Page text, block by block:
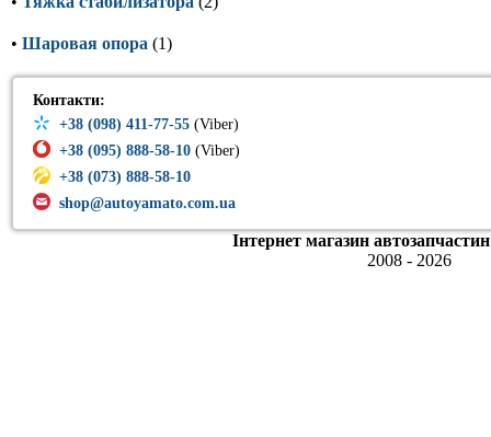
• Шаровая опора (1)
Контакти:
+38 (098) 411-77-55 (Viber)
+38 (095) 888-58-10 (Viber)
+38 (073) 888-58-10
shop@autoyamato.com.ua
Інтернет магазин
2008 - 2026